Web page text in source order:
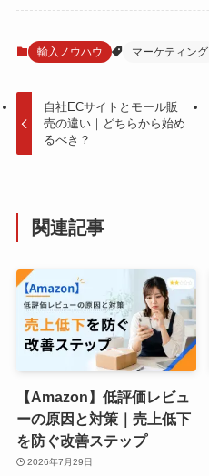
輸入ノウハウ マーケティング
自社ECサイトとモール販
売の違い｜どちらから始め
るべき？
関連記事
【Amazon】低評価レビュ
ーの原因と対策｜売上低下
を防ぐ改善ステップ
2026年7月29日